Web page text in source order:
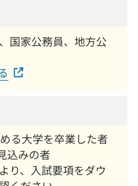
国家公務員、地方公
る大学を卒業した者
込みの者
り、入試要項をダウ